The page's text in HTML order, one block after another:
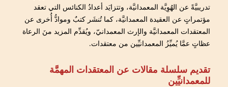
تدريبيَّةً عن الهُوِيَّة المعمدانيَّة، وتتزايَد أعدادُ الكنائس التي تعقد
مؤتمراتٍ عن العقيدة المعمدانيَّة، كما تُنشَر كتبٌ وموادُّ أُخرى عن
المعتقدات المعمدانيَّة والإرث المعمدانيّ، ويُقدِّم المزيد منَ الرعاة
عظاتٍ عمَّا يُميِّزُ المعمدانيِّين من معتقدات.
تقديم سلسلة مقالات عن المعتقدات المهمَّة
للمعمدانيِّين